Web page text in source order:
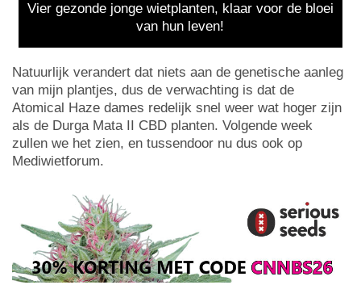
Vier gezonde jonge wietplanten, klaar voor de bloei
van hun leven!
Natuurlijk verandert dat niets aan de genetische aanleg
van mijn plantjes, dus de verwachting is dat de
Atomical Haze dames redelijk snel weer wat hoger zijn
als de Durga Mata II CBD planten. Volgende week
zullen we het zien, en tussendoor nu dus ook op
Mediwietforum.